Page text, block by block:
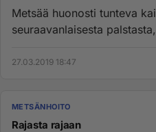
Metsää huonosti tunteva
seuraavanlaisesta
27.03.2019 18:47
METSÄNHOITO
Rajasta rajaan